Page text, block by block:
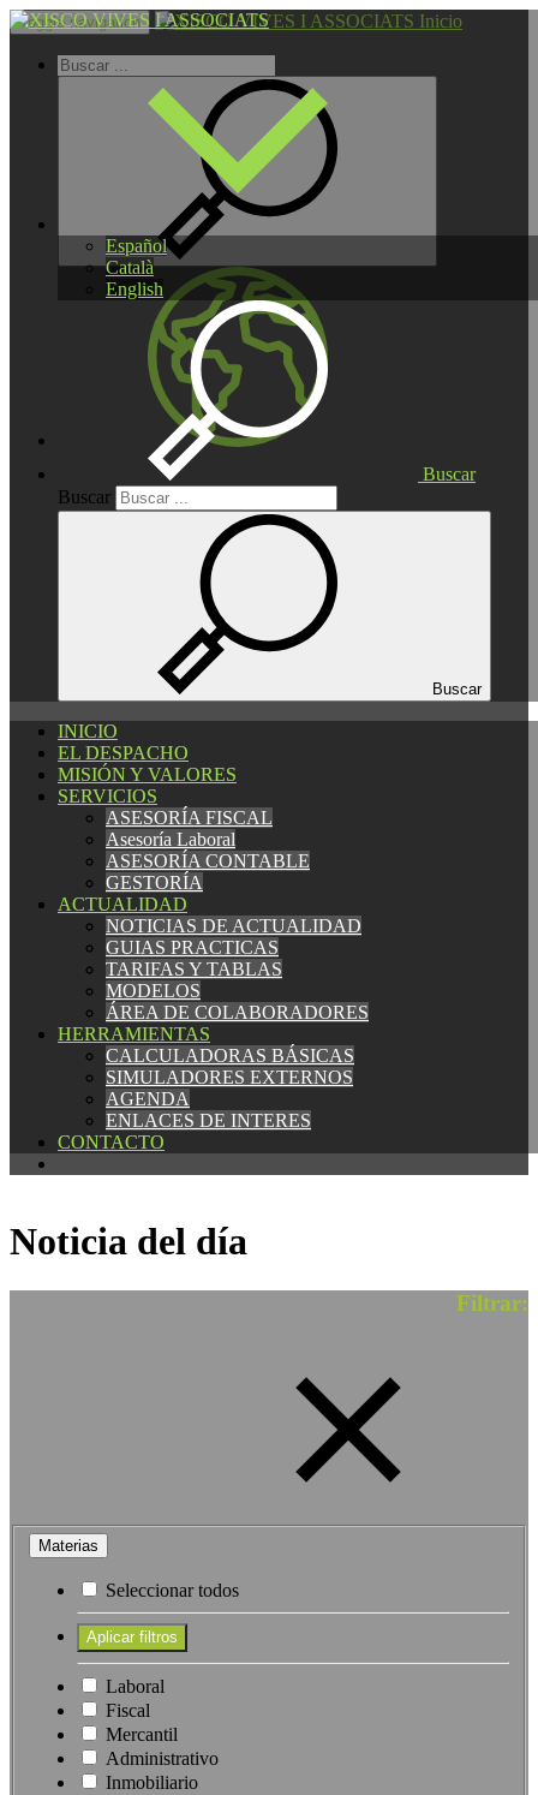
Español
Català
English
Buscar
Buscar
Buscar
INICIO
EL DESPACHO
MISIÓN Y VALORES
SERVICIOS
ASESORÍA FISCAL
Asesoría Laboral
ASESORÍA CONTABLE
GESTORÍA
ACTUALIDAD
NOTICIAS DE ACTUALIDAD
GUIAS PRACTICAS
TARIFAS Y TABLAS
MODELOS
ÁREA DE COLABORADORES
HERRAMIENTAS
CALCULADORAS BÁSICAS
SIMULADORES EXTERNOS
AGENDA
ENLACES DE INTERES
CONTACTO
Toggle navigation Inicio
INICIO
EL DESPACHO
MISIÓN Y VALORES
SERVICIOS
ASESORÍA FISCAL
Asesoría Laboral
ASESORÍA CONTABLE
GESTORÍA
ACTUALIDAD
NOTICIAS DE ACTUALIDAD
GUIAS PRACTICAS
TARIFAS Y TABLAS
MODELOS
ÁREA DE COLABORADORES
HERRAMIENTAS
CALCULADORAS BÁSICAS
SIMULADORES EXTERNOS
AGENDA
ENLACES DE INTERES
CONTACTO
Noticia del día
Filtrar:
Materias
Seleccionar todos
Laboral
Fiscal
Mercantil
Administrativo
Inmobiliario